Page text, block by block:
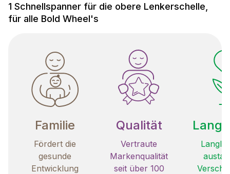
1 Schnellspanner für die obere Lenkerschelle,
für alle Bold Wheel's
Familie
Fördert die
gesunde
Entwicklung
Qualität
Vertraute
Markenqualität
seit über 100